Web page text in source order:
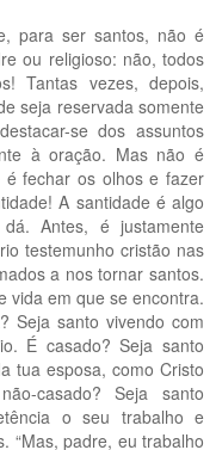
para ser santos, não é
ou religioso: não, todos
Tantas vezes, depois,
seja reservada somente
se dos assuntos
à oração. Mas não é
é fechar os olhos e fazer
A santidade é algo
Antes, é justamente
testemunho cristão nas
a nos tornar santos.
vida em que se encontra.
Seja santo vivendo com
É casado? Seja santo
tua esposa, como Cristo
casado? Seja santo
o seu trabalho e
“Mas, padre, eu trabalho